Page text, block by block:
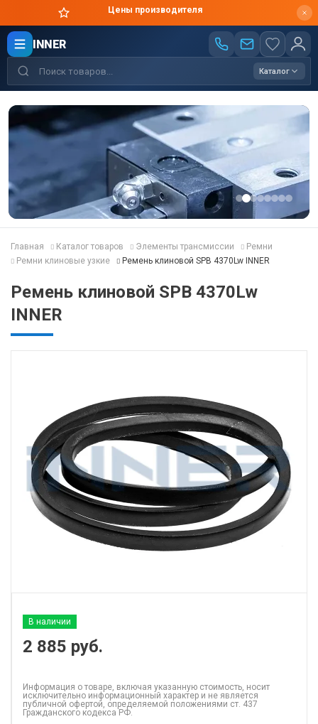
Цены производителя
INNER
Каталог
Главная Каталог товаров Элементы трансмиссии
Ремни
Ремни клиновые узкие
Ремень клиновой SPB 4370Lw INNER
Ремень клиновой SPB 4370Lw
INNER
В наличии
2 885 руб.
Информация о товаре, включая указанную стоимость, носит
исключительно информационный характер и не является
публичной офертой, определяемой положениями ст. 437
Гражданского кодекса РФ.